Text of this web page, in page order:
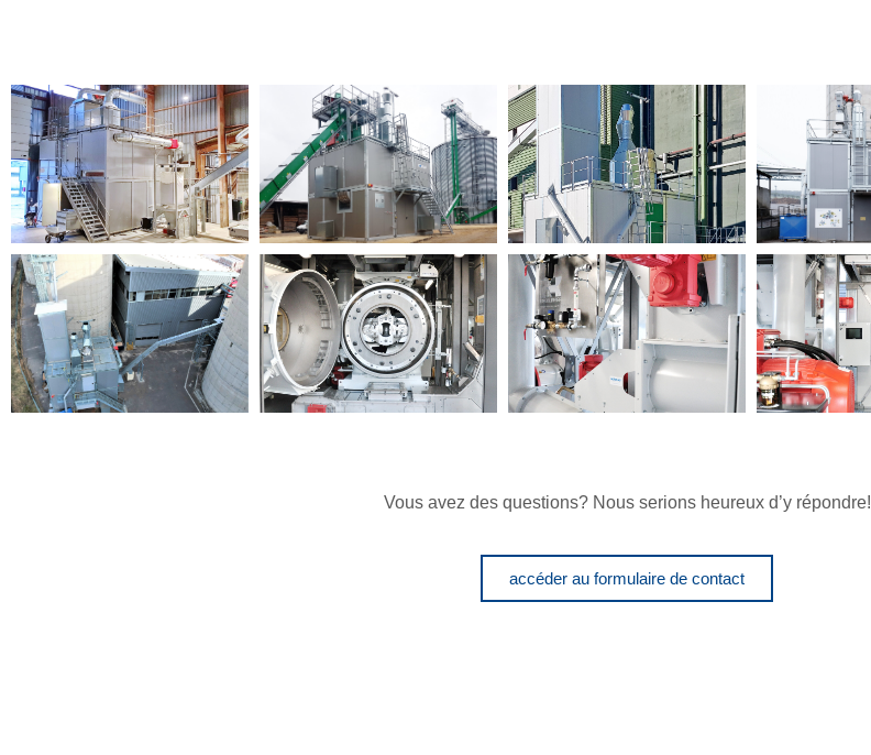
Vous avez des questions? Nous serions heureux d’y répondre!
accéder au formulaire de contact